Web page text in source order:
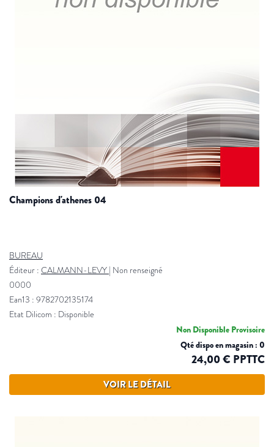
champions d'athenes 04
BUREAU
Éditeur : CALMANN-LEVY | Non renseigné
0000
Ean13 : 9782702135174
Etat Dilicom : Disponible
Non Disponible Provisoire
Qté dispo en magasin : 0
24,00 € PPTTC
VOIR LE DÉTAIL